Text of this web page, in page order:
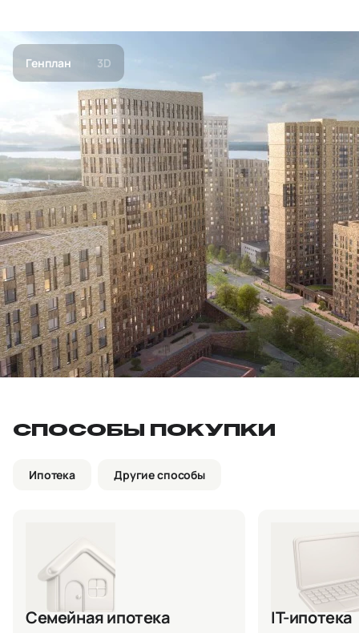
Генплан 3D
СПОСОБЫ ПОКУПКИ
Ипотека Другие способы
Семейная ипотека IT-ипотека